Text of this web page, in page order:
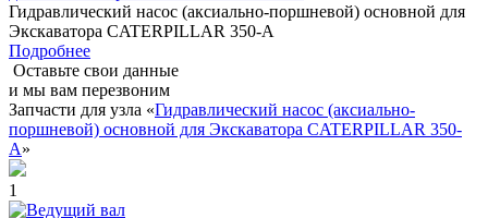
Гидравлический насос (аксиально-поршневой) основной для
Экскаватора CATERPILLAR 350-A
Подробнее
Оставьте свои данные
и мы вам перезвоним
Запчасти для узла «Гидравлический насос (аксиально-
поршневой) основной для Экскаватора CATERPILLAR 350-
A»
1